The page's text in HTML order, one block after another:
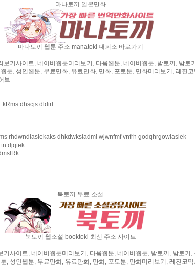
마나토끼 일본만화
마나토끼 웹툰 주소 manatoki 대피소 바로가기
보기사이트, 네이버웹툰미리보기, 다음웹툰, 네이버웹툰, 밤토끼, 밤토
툰, 성인웹툰, 무료만화, 유료만화, 만화, 포토툰, 만화미리보기, 레진
브
dhscjs dldirl
rhdwndlaslekaks dhkdwksladml wjwnfmf vnfrh godqhrgowlaslek
tn djqtek
북토끼 무료 소설
북토끼 웹소설 booktoki 최신 주소 사이트
기사이트, 네이버웹툰미리보기, 다음웹툰, 네이버웹툰, 밤토끼, 밤토키,
, 성인웹툰, 무료만화, 유료만화, 만화, 포토툰, 만화미리보기, 레진코